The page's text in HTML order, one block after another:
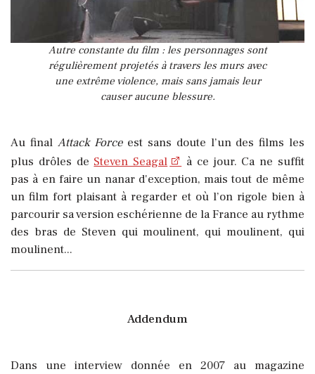
Autre constante du film : les personnages sont
régulièrement projetés à travers les murs avec
une extrême violence, mais sans jamais leur
causer aucune blessure.
Au final Attack Forceest sans doute l’un des films les
plus drôles de Steven Seagal
à ce jour. Ca ne suffit
pas à en faire un nanar d'exception, mais tout de même
un film fort plaisant à regarder et où l’on rigole bien à
parcourir sa version eschérienne de la France au rythme
des bras de Steven qui moulinent, qui moulinent, qui
moulinent...
Addendum
Dans une interview donnée en 2007 au magazine